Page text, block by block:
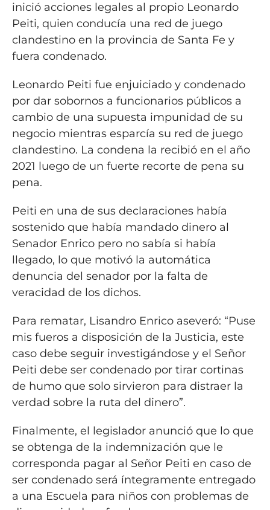
inició acciones legales al propio Leonardo
Peiti, quien conducía una red de juego
clandestino en la provincia de Santa Fe y
fuera condenado.
Leonardo Peiti fue enjuiciado y condenado
por dar sobornos a funcionarios públicos a
cambio de una supuesta impunidad de su
negocio mientras esparcía su red de juego
clandestino. La condena la recibió en el año
2021 luego de un fuerte recorte de pena su
pena.
Peiti en una de sus declaraciones había
sostenido que había mandado dinero al
Senador Enrico pero no sabía si había
llegado, lo que motivó la automática
denuncia del senador por la falta de
veracidad de los dichos.
Para rematar, Lisandro Enrico aseveró: “Puse
mis fueros a disposición de la Justicia, este
caso debe seguir investigándose y el Señor
Peiti debe ser condenado por tirar cortinas
de humo que solo sirvieron para distraer la
verdad sobre la ruta del dinero”.
Finalmente, el legislador anunció que lo que
se obtenga de la indemnización que le
corresponda pagar al Señor Peiti en caso de
ser condenado será íntegramente entregado
a una Escuela para niños con problemas de